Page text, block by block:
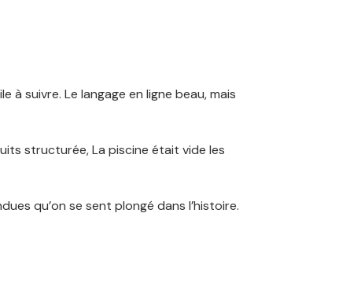
suivre. Le langage en ligne beau, mais
structurée, La piscine était vide les
qu’on se sent plongé dans l’histoire.